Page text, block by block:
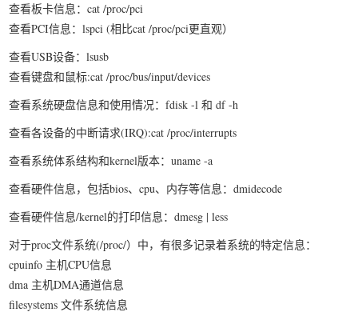
查看板卡信息：cat /proc/pci
查看PCI信息：lspci (相比cat /proc/pci更直观）
查看USB设备：lsusb
查看键盘和鼠标:cat /proc/bus/input/devices
查看系统硬盘信息和使用情况：fdisk -l 和 df -h
查看各设备的中断请求(IRQ):cat /proc/interrupts
查看系统体系结构和kernel版本：uname -a
查看硬件信息，包括bios、cpu、内存等信息：dmidecode
查看硬件信息/kernel的打印信息：dmesg | less
对于proc文件系统(/proc/）中，有很多记录着系统的特定信息：
cpuinfo 主机CPU信息
dma 主机DMA通道信息
filesystems 文件系统信息